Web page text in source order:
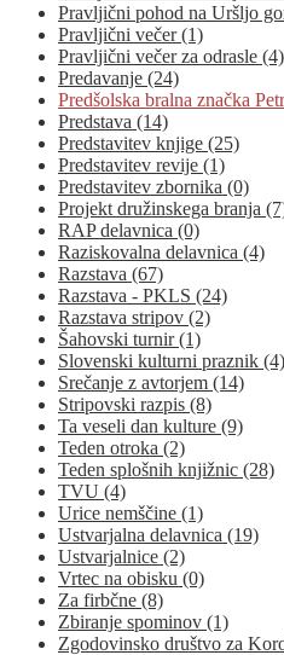
Pravljični pohod na Uršljo
Pravljični večer (1)
Pravljični večer za odrasle (4)
Predavanje (24)
Predšolska bralna značka
Predstava (14)
Predstavitev knjige (25)
Predstavitev revije (1)
Predstavitev zbornika (0)
Projekt družinskega branja
RAP delavnica (0)
Raziskovalna delavnica (4)
Razstava (67)
Razstava - PKLS (24)
Razstava stripov (2)
Šahovski turnir (1)
Slovenski kulturni praznik (4)
Srečanje z avtorjem (14)
Stripovski razpis (8)
Ta veseli dan kulture (9)
Teden otroka (2)
Teden splošnih knjižnic (28)
TVU (4)
Urice nemščine (1)
Ustvarjalna delavnica (19)
Ustvarjalnice (2)
Vrtec na obisku (0)
Za firbčne (8)
Zbiranje spominov (1)
Zgodovinsko društvo za